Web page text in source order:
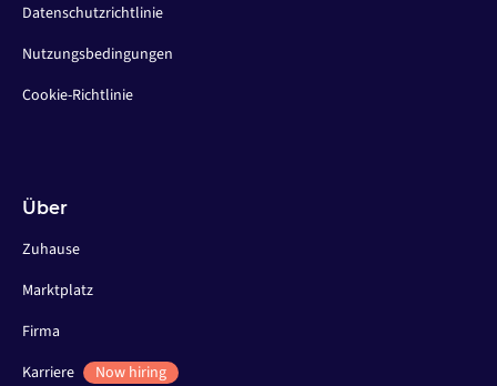
Datenschutzrichtlinie
Nutzungsbedingungen
Cookie-Richtlinie
Über
Zuhause
Marktplatz
Firma
Karriere
Now hiring